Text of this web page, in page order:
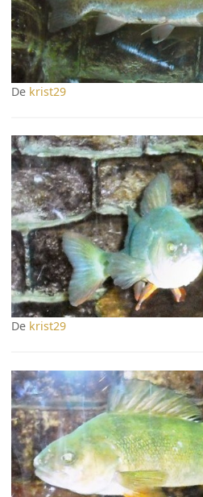
De krist29
De krist29